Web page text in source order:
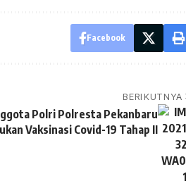
Facebook
BERIKUTNYA
Polri Polresta Pekanbaru
Vaksinasi Covid-19 Tahap II